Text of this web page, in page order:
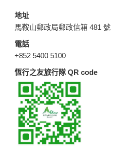
地址
馬鞍山郵政局郵政信箱 481 號
電話
+852 5400 5100
恆行之友旅行隊 QR code